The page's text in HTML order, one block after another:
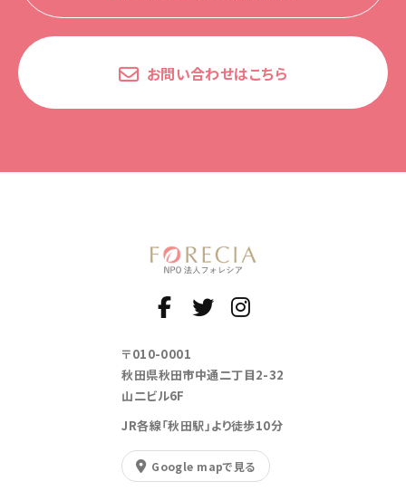
お問い合わせはこちら
〒010-0001
秋田県秋田市中通二丁目2-32
山二ビル6F
JR各線「秋田駅」より徒歩10分
Google mapで見る